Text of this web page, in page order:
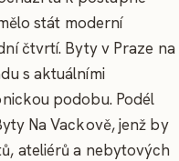
stát moderní
čtvrtí. Byty v Praze na
s aktuálními
podobu. Podél
Na Vackově, jenž by
ateliérů a nebytových